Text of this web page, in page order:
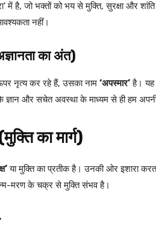
में है, जो भक्तों को भय से मुक्ति, सुरक्षा और
नहीं।
का अंत)
नृत्य कर रहे हैं, उसका नाम ‘अपस्मार’है। यह
ज्ञान और सचेत अवस्था के माध्यम से ही हम
का मार्ग)
या मुक्ति का प्रतीक है। उनकी ओर इशारा
मरण के चक्र से मुक्ति संभव है।